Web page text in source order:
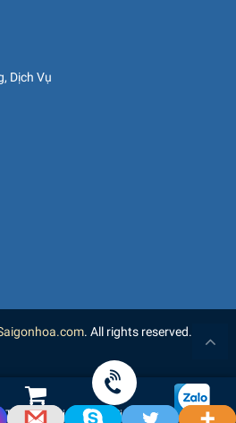
Dịch Vụ
. All rights reserved.
Thiết Bị Tưới Gọi điện